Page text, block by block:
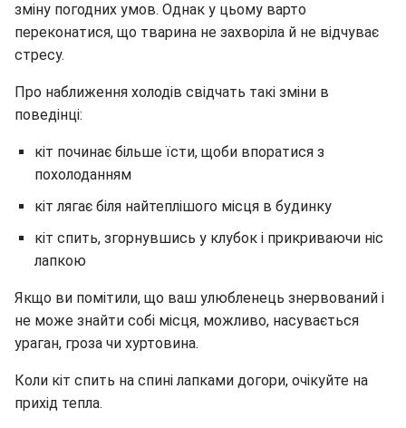
зміну погодних умов. Однак у цьому варто
переконатися, що тварина не захворіла й не відчуває
стресу.
Про наближення холодів свідчать такі зміни в
поведінці:
кіт починає більше їсти, щоби впоратися з
похолоданням
кіт лягає біля найтеплішого місця в будинку
кіт спить, згорнувшись у клубок і прикриваючи ніс
лапкою
Якщо ви помітили, що ваш улюбленець знервований і
не може знайти собі місця, можливо, насувається
ураган, гроза чи хуртовина.
Коли кіт спить на спині лапками догори, очікуйте на
прихід тепла.